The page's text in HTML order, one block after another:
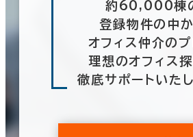
約60,000棟
登録物件の中
オフィス仲介の
理想のオフィス
徹底サポートいたし